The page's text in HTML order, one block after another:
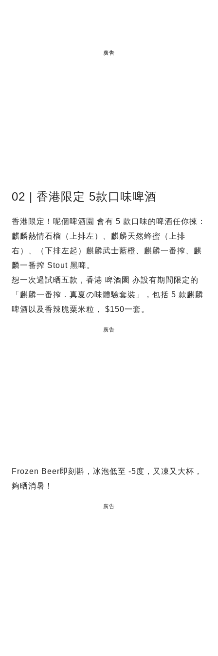
廣告
02 | 香港限定 5款口味啤酒
香港限定！呢個啤酒園 會有 5 款口味的啤酒任你揀：
麒麟熱情石榴（上排左）、麒麟天然蜂蜜（上排
右）、（下排左起）麒麟武士藍橙、麒麟一番搾、麒
麟一番搾 Stout 黑啤。
想一次過試晒五款，香港 啤酒園 亦設有期間限定的
「麒麟一番搾．真夏の味體驗套裝」，包括 5 款麒麟
啤酒以及香辣脆粟米粒， $150一套。
廣告
Frozen Beer即刻斟，冰泡低至 -5度，又凍又大杯，
夠晒消暑！
廣告